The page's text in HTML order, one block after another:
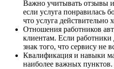
Важно учитывать отзывы
если услуга понравилась
что услуга действительно
Отношения работников
клиентам. Если
знак того, что сервису не
Квалификация и навыки
наиболее важных